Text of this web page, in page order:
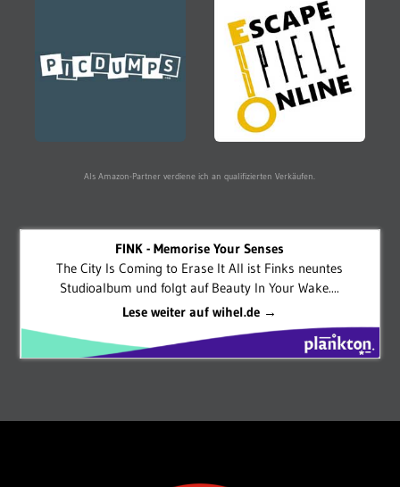
Als Amazon-Partner verdiene ich an qualifizierten Verkäufen.
FINK - Memorise Your Senses
The City Is Coming to Erase It All ist Finks neuntes
Studioalbum und folgt auf Beauty In Your Wake....
Lese weiter auf wihel.de →